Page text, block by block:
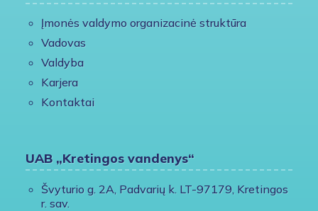
Įmonės valdymo organizacinė struktūra
Vadovas
Valdyba
Karjera
Kontaktai
UAB „Kretingos vandenys“
Švyturio g. 2A, Padvarių k. LT-97179, Kretingos
r. sav.